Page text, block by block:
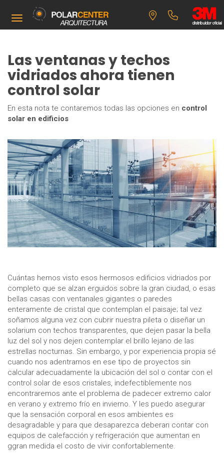
Toggle navigation
Las ventanas y techos
vidriados ahora tienen
control solar
En esta nota te contaremos todas las opciones en control
solar en edificios
Cuántas hemos visto esos hermosos edificios vidriados por
completo que se alzan erguidos sobre la gran ciudad, o esas
bellas casas con ventanales gigantes o paredes
enteramente de cristal que contemplan el paisaje; tal vez
soñamos alguna vez con cubrir nuestra pileta o diseñar un
solarium con techos transparentes, que dejen pasar la bella
luz del sol y nos dejen contemplar el brillo lejano de las
estrellas nocturnas. Sin embargo, y por experiencia propia sé
cuando nos adentramos en ese tipo de proyectos sin
calcular adecuadamente la ubicación del sol o contar con el
control solar de esos cristales, indefectiblemente nos
encontraremos ante el problema de padecer extremo calor
en verano y extremo frío en invierno. Y les puedo asegurar
que la sensación corporal en esos ambientes es
desagradable y para que desaparezca deberan contar con
equipos de calefacción y refrigeración que aumentan en
ggran medida el costo de vivir confortablemente.